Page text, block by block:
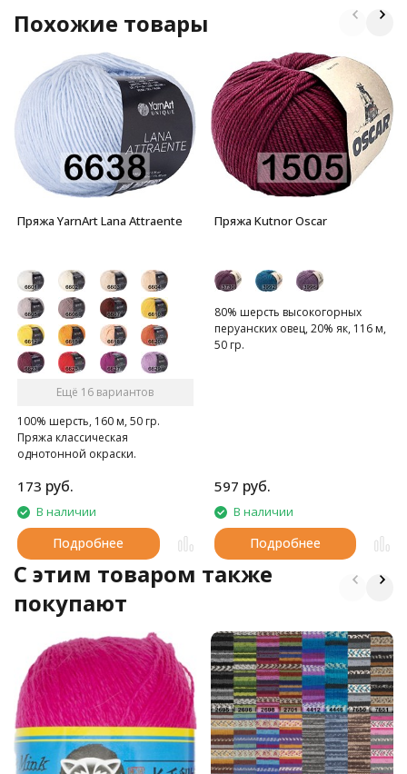
Похожие товары
Пряжа YarnArt Lana Attraente
Ещё 16 вариантов
100% шерсть, 160 м, 50 гр.
Пряжа классическая
однотонной окраски.
173 руб.
В наличии
Подробнее
Пряжа Kutnor Oscar
80% шерсть высокогорных
перуанских овец, 20% як, 116 м,
50 гр.
597 руб.
В наличии
Подробнее
C этим товаром также
покупают